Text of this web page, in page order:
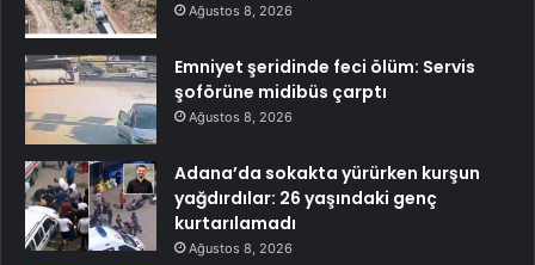
Ağustos 8, 2026
Emniyet şeridinde feci ölüm: Servis
şoförüne midibüs çarptı
Ağustos 8, 2026
Adana’da sokakta yürürken kurşun
yağdırdılar: 26 yaşındaki genç
kurtarılamadı
Ağustos 8, 2026